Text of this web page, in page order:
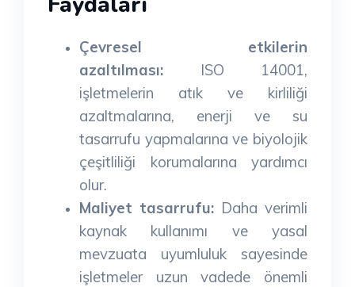
Çevresel etkilerin
azaltılması: ISO 14001,
işletmelerin atık ve kirliliği
azaltmalarına, enerji ve su
tasarrufu yapmalarına ve biyolojik
çeşitliliği korumalarına yardımcı
olur.
Maliyet tasarrufu: Daha verimli
kaynak kullanımı ve yasal
mevzuata uyumluluk sayesinde
işletmeler uzun vadede önemli